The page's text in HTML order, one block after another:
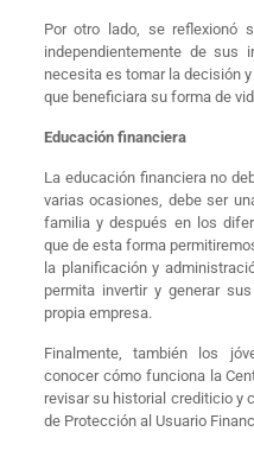
Por otro lado, se reflexionó
independientemente de
necesita es tomar la decisión
que beneficiara su forma de
Educación financiera
La educación financiera no
varias ocasiones, debe ser
familia y después en los
que de esta forma
la planificación y
permita invertir y generar
propia empresa.
Finalmente, también los
conocer cómo funciona la
revisar su historial crediticio y
de Protección al Usuario